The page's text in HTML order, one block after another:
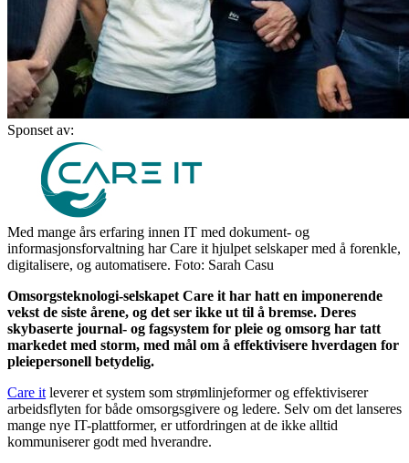
Sponset av:
Med mange års erfaring innen IT med dokument- og
informasjonsforvaltning har Care it hjulpet selskaper med å forenkle,
digitalisere, og automatisere. Foto: Sarah Casu
Omsorgsteknologi-selskapet Care it har hatt en imponerende
vekst de siste årene, og det ser ikke ut til å bremse. Deres
skybaserte journal- og fagsystem for pleie og omsorg har tatt
markedet med storm, med mål om å effektivisere hverdagen for
pleiepersonell betydelig.
Care it leverer et system som strømlinjeformer og effektiviserer
arbeidsflyten for både omsorgsgivere og ledere. Selv om det lanseres
mange nye IT-plattformer, er utfordringen at de ikke alltid
kommuniserer godt med hverandre.